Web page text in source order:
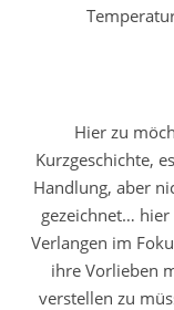
Hier zu
Kurzgeschichte,
Handlung, aber
gezeichnet… hier
Verlangen im
ihre Vorlieben
verstellen zu